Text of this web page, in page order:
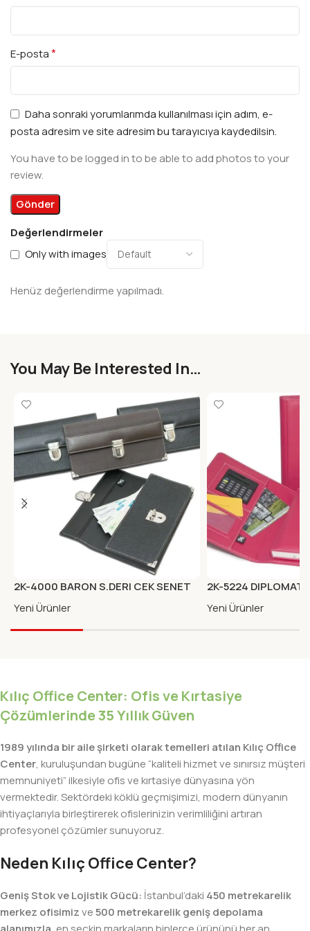
Değerlendirmeler
Only with images
Henüz değerlendirme yapılmadı.
E-posta*
Daha sonraki yorumlarımda kullanılması için adım, e-
posta adresim ve site adresim bu tarayıcıya kaydedilsin.
You have to be logged in to be able to add photos to your
review.
You May Be Interested In…
2K-4000 BARON S.DERI CEK SENET
PORTFOYU KAHVE
Yeni Ürünler
2K-5224
Yeni Ürünler
Kılıç Office Center: Ofis ve Kırtasiye
Çözümlerinde 35 Yıllık Güven
1989 yılında bir aile şirketi olarak temelleri atılan Kılıç Office
Center, kuruluşundan bugüne “kaliteli hizmet ve sınırsız müşteri
memnuniyeti” ilkesiyle ofis ve kırtasiye dünyasına yön
vermektedir. Sektördeki köklü geçmişimizi, modern dünyanın
ihtiyaçlarıyla birleştirerek ofislerinizin verimliliğini artıran
profesyonel çözümler sunuyoruz.
Neden Kılıç Office Center?
Geniş Stok ve Lojistik Gücü: İstanbul’daki 450 metrekarelik
merkez ofisimizve500 metrekarelik geniş depolama